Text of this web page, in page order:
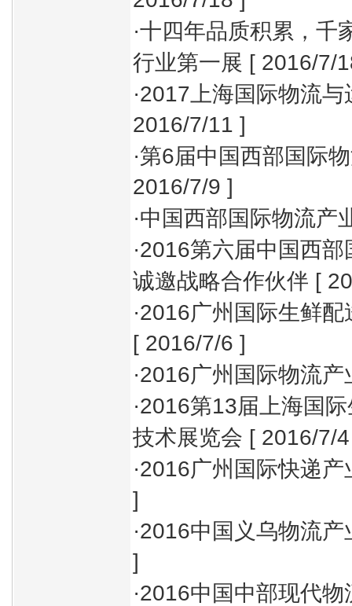
·十四年品质积累，千
行业第一展 [ 2016/7/
·2017上海国际物流与
2016/7/11 ]
·第6届中国西部国际
2016/7/9 ]
·中国西部国际物流产
·2016第六届中国西
诚邀战略合作伙伴 [
·2016广州国际生鲜
[ 2016/7/6 ]
·2016广州国际物流产
·2016第13届上海国
技术展览会 [ 2016/7/
·2016广州国际快递产
]
·2016中国义乌物流产
]
·2016中国中部现代